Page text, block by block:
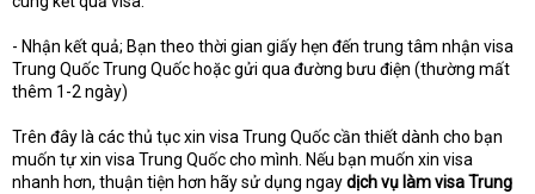
- Nhận kết quả; Bạn theo thời gian giấy hẹn đến trung tâm nhận visa
Trung Quốc Trung Quốc hoặc gửi qua đường bưu điện (thường mất
thêm 1-2 ngày)
Trên đây là các thủ tục xin visa Trung Quốc cần thiết dành cho bạn
muốn tự xin visa Trung Quốc cho mình. Nếu bạn muốn xin visa
nhanh hơn, thuận tiện hơn hãy sử dụng ngaydịch vụ làm visa Trung